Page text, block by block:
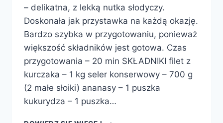
– delikatna, z lekką nutka słodyczy.
Doskonała jak przystawka na każdą okazję.
Bardzo szybka w przygotowaniu, ponieważ
większość składników jest gotowa. Czas
przygotowania – 20 min SKŁADNIKI filet z
kurczaka – 1 kg seler konserwowy – 700 g
(2 małe słoiki) ananasy – 1 puszka
kukurydza – 1 puszka…
SAŁATKA